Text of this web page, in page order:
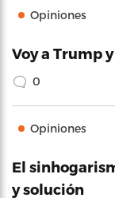
Opiniones
Voy a Trump
0
Opiniones
El
y solución